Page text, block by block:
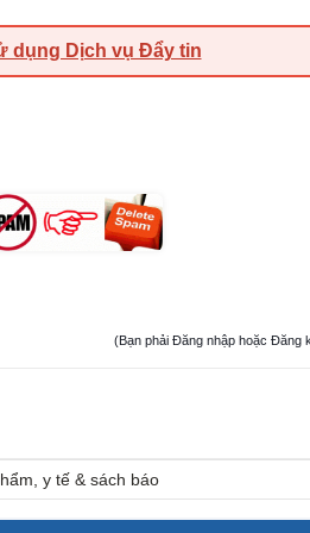
dụng Dịch vụ Đẩy tin
(Bạn phải Đăng nhập hoặc Đăng
y tế & sách báo